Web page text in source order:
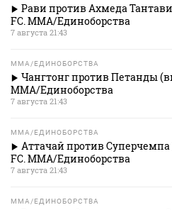
Рави против Ахмеда
FC. MMA/Единоборства
7 августа 21:43
MMA/ЕДИНОБОРСТВА
Чангтонг против Петанды
MMA/Единоборства
7 августа 21:43
MMA/ЕДИНОБОРСТВА
Аттачай против Суперчемпа
FC. MMA/Единоборства
7 августа 21:43
MMA/ЕДИНОБОРСТВА